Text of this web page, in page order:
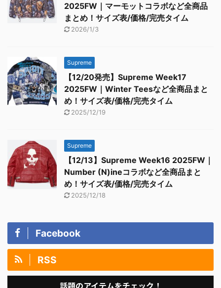
2025FW｜マーモットコラボなど全商品
まとめ！サイズ表/価格/完売タイム
2026/1/3
Supreme
【12/20発売】Supreme Week17
2025FW｜Winter Teesなど全商品まと
め！サイズ表/価格/完売タイム
2025/12/19
Supreme
【12/13】Supreme Week16 2025FW｜
Number (N)ineコラボなど全商品まと
め！サイズ表/価格/完売タイム
2025/12/18
Facebook
RSS
話題のアイテムをチェック！